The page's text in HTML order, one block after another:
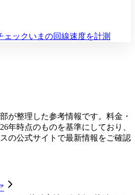
ェックいまの回線速度を計測
が整理した参考情報です。料金・
年時点のものを基準にしており、
の公式サイトで最新情報をご確認